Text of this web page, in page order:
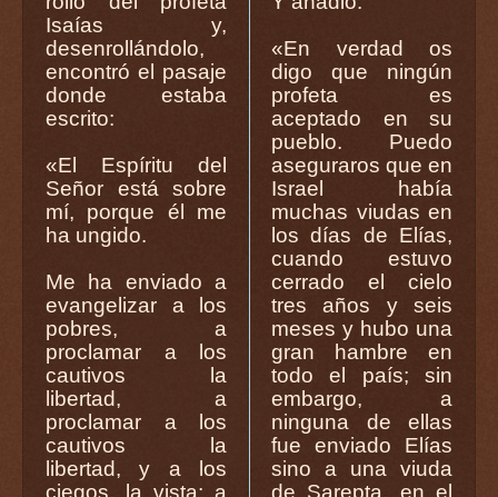
Isaías y,
desenrollándolo,
encontró el pasaje
donde estaba
escrito:
«El Espíritu del
Señor está sobre
mí, porque él me
ha ungido.
Me ha enviado a
evangelizar a los
pobres, a
proclamar a los
cautivos la
libertad, a
proclamar a los
cautivos la
libertad, y a los
ciegos, la vista; a
«En verdad os
digo que ningún
profeta es
aceptado en su
pueblo. Puedo
aseguraros que en
Israel había
muchas viudas en
los días de Elías,
cuando estuvo
cerrado el cielo
tres años y seis
meses y hubo una
gran hambre en
todo el país; sin
embargo, a
ninguna de ellas
fue enviado Elías
sino a una viuda
de Sarepta, en el